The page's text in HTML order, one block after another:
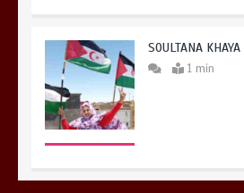
SOULTANA KHAYA
1 min